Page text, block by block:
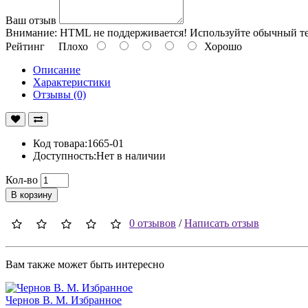
Ваш отзыв
Внимание: HTML не поддерживается! Используйте обычный
Рейтинг Плохо
Хорошо
Описание
Характеристики
Отзывы (0)
Код товара:1665-01
Доступность:Нет в наличии
Кол-во
В корзину
0 отзывов /Написать отзыв
Вам также может быть интересно
Чернов В. М. Избранное